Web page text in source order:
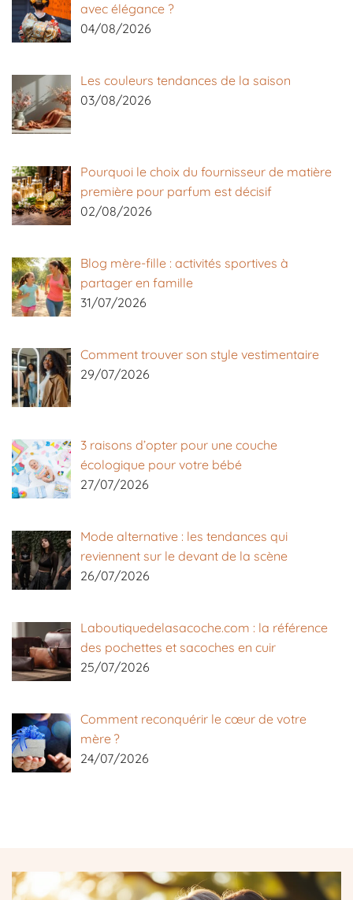
avec élégance ?
04/08/2026
Les couleurs tendances de la saison
03/08/2026
Pourquoi le choix du fournisseur de matière
première pour parfum est décisif
02/08/2026
Blog mère-fille : activités sportives à
partager en famille
31/07/2026
Comment trouver son style vestimentaire
29/07/2026
3 raisons d’opter pour une couche
écologique pour votre bébé
27/07/2026
Mode alternative : les tendances qui
reviennent sur le devant de la scène
26/07/2026
Laboutiquedelasacoche.com : la référence
des pochettes et sacoches en cuir
25/07/2026
Comment reconquérir le cœur de votre
mère ?
24/07/2026